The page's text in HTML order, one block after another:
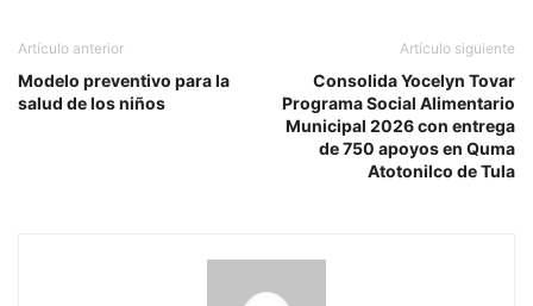
Artículo anterior
Modelo preventivo para la
salud de los niños
Artículo siguiente
Consolida Yocelyn Tovar
Programa Social Alimentario
Municipal 2026 con entrega
de 750 apoyos en Quma
Atotonilco de Tula